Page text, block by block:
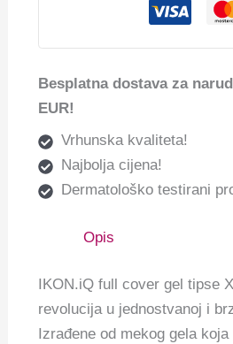
Besplatna dostava za
EUR!
Vrhunska kvaliteta!
Najbolja cijena!
Dermatološko testirani
Opis
IKON.iQ full cover gel tipse
revolucija u jednostvanoj i
Izrađene od mekog gela